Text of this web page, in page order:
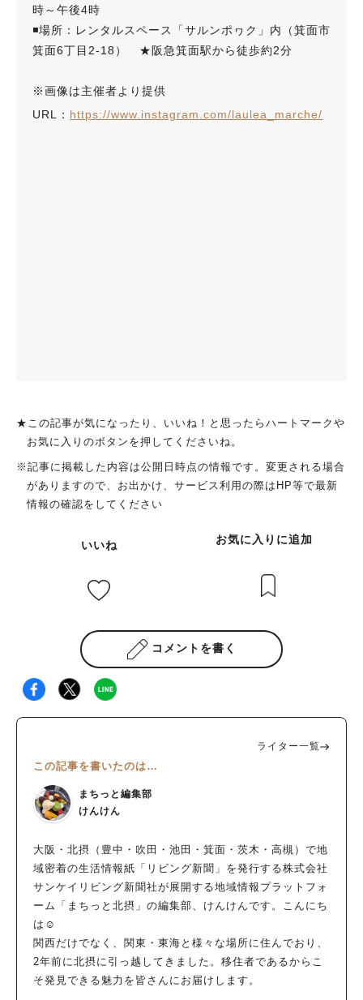
時～午後4時
◾️場所：レンタルスペース「サルンポヮク」内（箕面市
箕面6丁目2-18） ★阪急箕面駅から徒歩約2分
※画像は主催者より提供
URL： https://www.instagram.com/laulea_marche/
★この記事が気になったり、いいね！と思ったらハートマークや
お気に入りのボタンを押してくださいね。
※記事に掲載した内容は公開日時点の情報です。変更される場合
がありますので、お出かけ、サービス利用の際はHP等で最新
情報の確認をしてください
いいね お気に入りに追加
コメントを書く
ライター一覧
この記事を書いたのは…
まちっと編集部
けんけん
大阪・北摂（豊中・吹田・池田・箕面・茨木・高槻）で地
域密着の生活情報紙「リビング新聞」を発行する株式会社
サンケイリビング新聞社が展開する地域情報プラットフォ
ーム「まちっと北摂」の編集部、けんけんです。こんにち
は☺
関西だけでなく、関東・東海と様々な場所に住んでおり、
2年前に北摂に引っ越してきました。移住者であるからこ
そ発見できる魅力を皆さんにお届けします。